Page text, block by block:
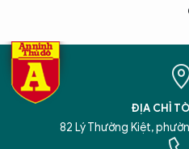
ĐỊA CHỈ
82 Lý Thường Kiệt,